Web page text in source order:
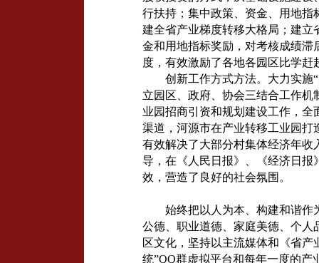
行扶持；集中政策、资金、用地
建全省产业梯度转移大格局；建
金和用地指标奖励，对考核成绩滞
度，有效激励了各地各园区比学赶
创新工作方式方法。大力实施
立园区、政府、协会三结合工作
业园招商引资和规划建设工作，全
渠道，河源市在产业转移工业园
有效解决了大部分村集体经济年收
导，在《人民日报》、《经济日
效，营造了良好的社会氛围。
始终把以人为本、构建和谐作
公德、职业道德、家庭美德、个
区文化，坚持以主流媒体和《省
统”QQ群虚拟平台和每年一度的